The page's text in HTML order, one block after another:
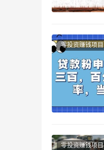
零投资赚钱项目
零投资赚钱项目